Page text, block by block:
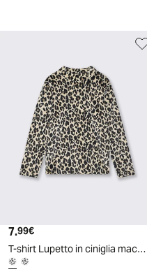
Prezzo attuale
7.99€
T-shirt Lupetto in ciniglia maculata e tigrata - Maculato